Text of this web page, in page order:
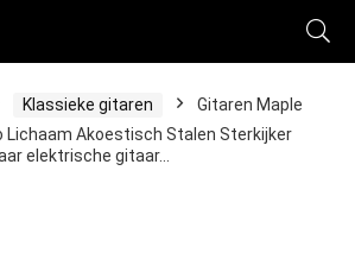
Klassieke gitaren
Gitaren Maple
Lichaam Akoestisch Stalen Sterkijker
elektrische gitaar…